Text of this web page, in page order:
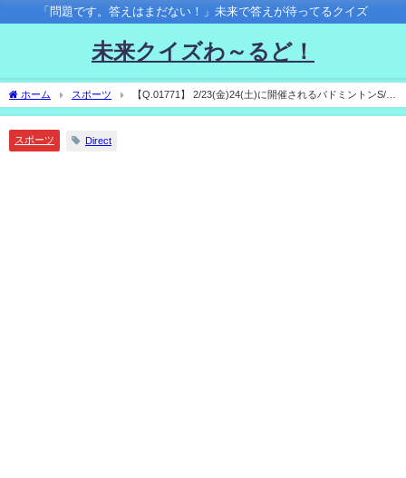
「問題です。答えはまだない！」未来で答えが待ってるクイズ
未来クイズわ～るど！
ホーム スポーツ
【Q.01771】 2/23(金)24(土)に開催されるバドミントンS/J
リーグのTOP4。 女子決勝戦の対戦カードと結果は？
スポーツ Direct